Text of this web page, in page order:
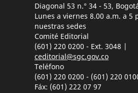
Diagonal 53 n.° 34 - 53,
Lunes a viernes 8.00 a.m. a 5
nuestras sedes
Comité Editorial
(601) 220 0200 - Ext. 3048 |
ceditorial@sgc.gov.co
Teléfono
(601) 220 0200 - (601) 220
Fáx: (601) 222 07 97